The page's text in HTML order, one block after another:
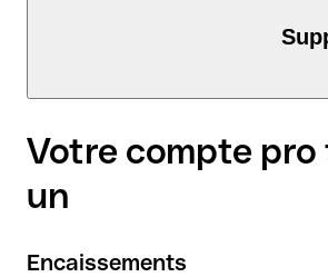
Votre compte
un
Encaissements